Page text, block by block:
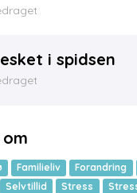
i spidsen
Familieliv Forandring
Selvtillid Stress